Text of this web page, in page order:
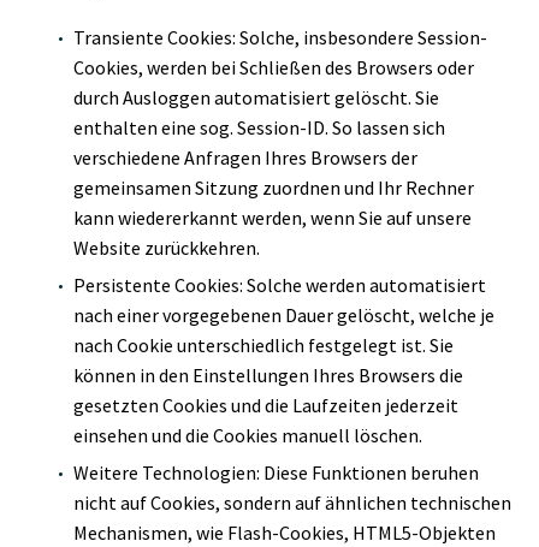
Transiente Cookies: Solche, insbesondere Session-
Cookies, werden bei Schließen des Browsers oder
durch Ausloggen automatisiert gelöscht. Sie
enthalten eine sog. Session-ID. So lassen sich
verschiedene Anfragen Ihres Browsers der
gemeinsamen Sitzung zuordnen und Ihr Rechner
kann wiedererkannt werden, wenn Sie auf unsere
Website zurückkehren.
Persistente Cookies: Solche werden automatisiert
nach einer vorgegebenen Dauer gelöscht, welche je
nach Cookie unterschiedlich festgelegt ist. Sie
können in den Einstellungen Ihres Browsers die
gesetzten Cookies und die Laufzeiten jederzeit
einsehen und die Cookies manuell löschen.
Weitere Technologien: Diese Funktionen beruhen
nicht auf Cookies, sondern auf ähnlichen technischen
Mechanismen, wie Flash-Cookies, HTML5-Objekten